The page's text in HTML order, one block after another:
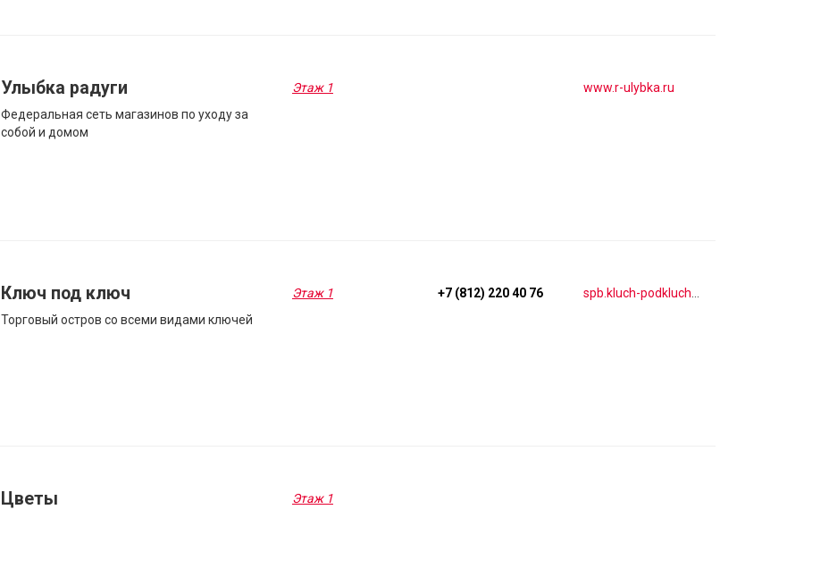
Улыбка радуги
Федеральная сеть магазинов по уходу за
собой и домом
Этаж 1 www.r-ulybka.ru
Ключ под ключ
Торговый остров со всеми видами ключей
Этаж 1 +7 (812) 220 40 76 spb.kluch-podkluch.ru
Цветы Этаж 1